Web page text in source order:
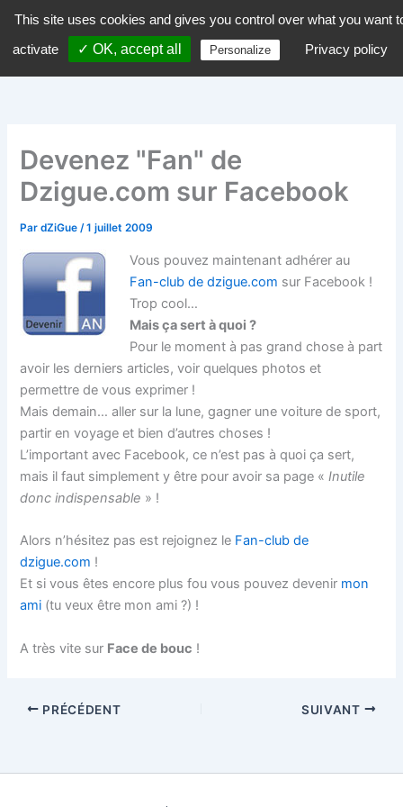
contenu
dZiGue
Devenez "Fan" de
Dzigue.com sur Facebook
PardZiGue/1 juillet 2009
Vous pouvez maintenant adhérer au
Fan-club de dzigue.com sur Facebook !
Trop cool…
Mais ça sert à quoi ?
Pour le moment à pas grand chose à part
avoir les derniers articles, voir quelques photos et
permettre de vous exprimer !
Mais demain… aller sur la lune, gagner une voiture de sport,
partir en voyage et bien d’autres choses !
L’important avec Facebook, ce n’est pas à quoi ça sert,
mais il faut simplement y être pour avoir sa page «Inutile
donc indispensable » !
Alors n’hésitez pas est rejoignez le Fan-club de
dzigue.com !
Et si vous êtes encore plus fou vous pouvez devenir mon
ami (tu veux être mon ami ?) !
A très vite sur Face de bouc !
PRÉCÉDENT SUIVANT
This site uses cookies and gives you control over what you want
activate
✓ OK, accept all Personalize Privacy policy